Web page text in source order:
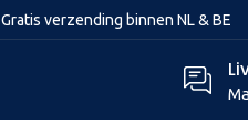
Gratis verzending binnen NL & BE